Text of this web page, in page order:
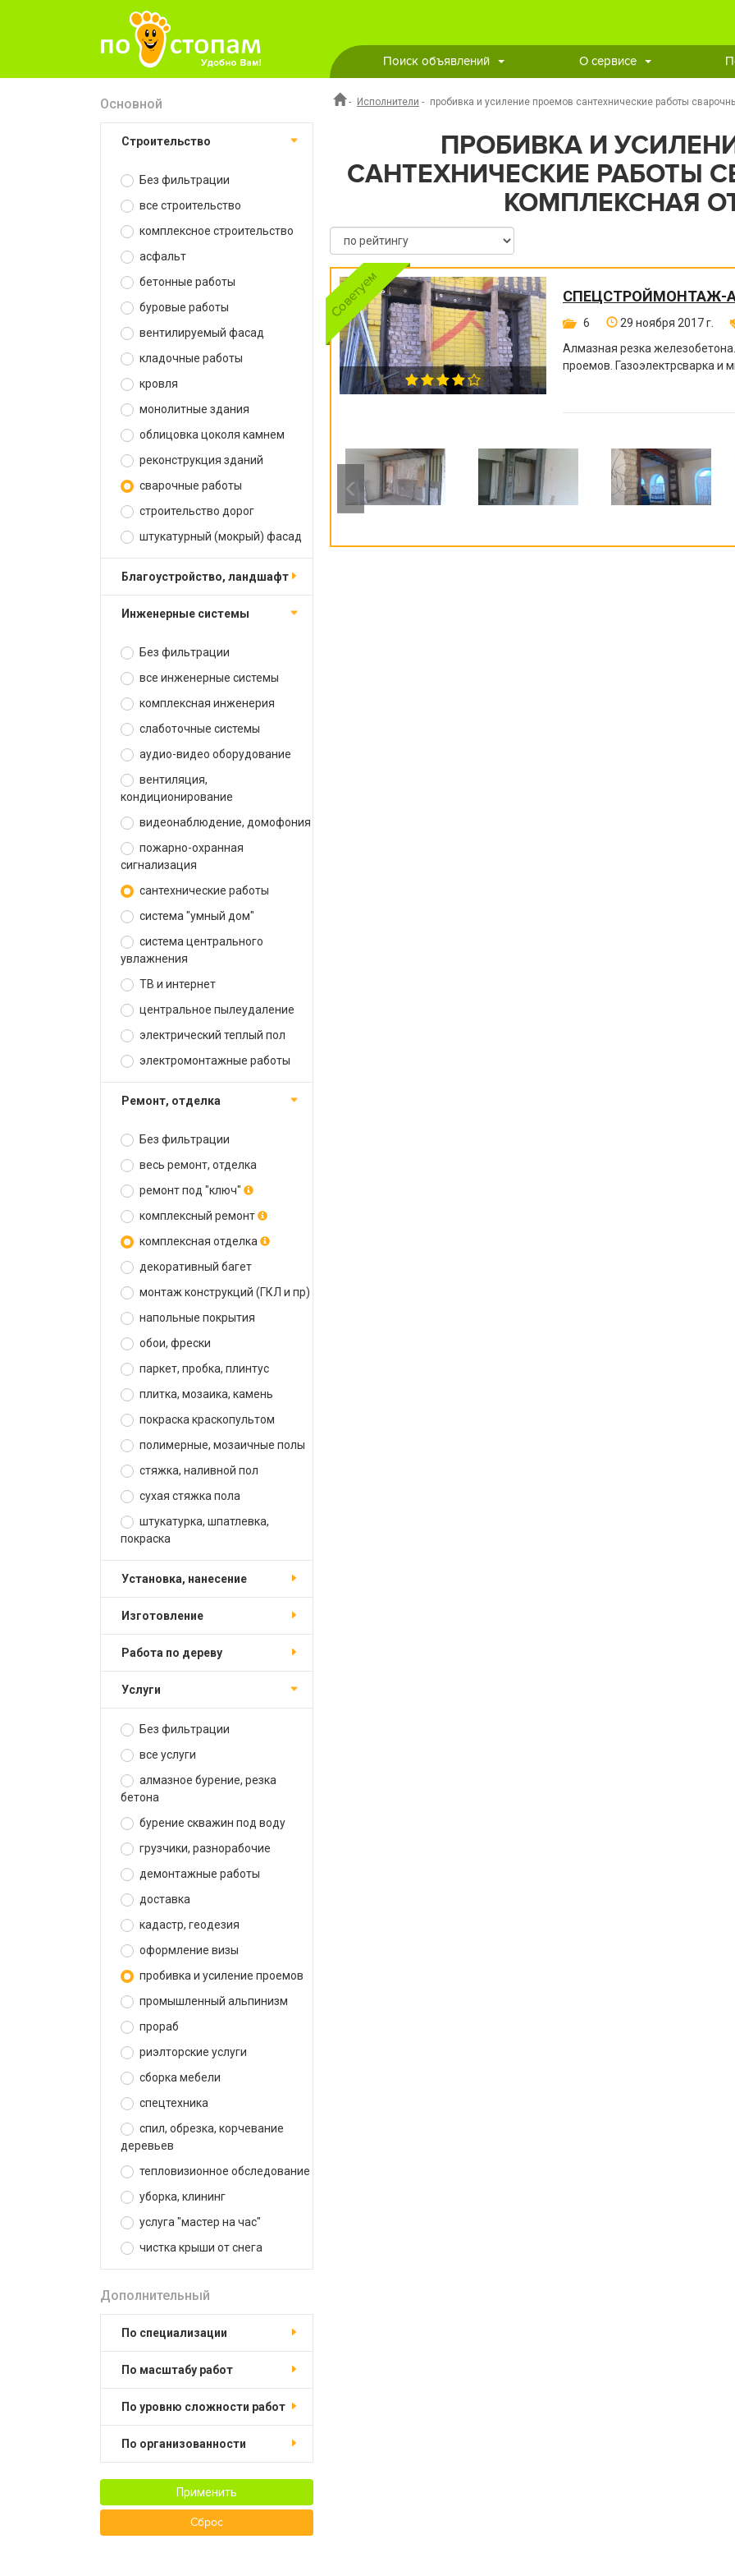
Поиск объявлений О сервисе
Основной
строительство
Без фильтрации
все строительство
комплексное строительство
асфальт
бетонные работы
буровые работы
вентилируемый фасад
кладочные работы
кровля
монолитные здания
облицовка цоколя камнем
реконструкция зданий
сварочные работы
строительство дорог
штукатурный (мокрый) фасад
благоустройство, ландшафт
инженерные системы
Без фильтрации
все инженерные системы
комплексная инженерия
слаботочные системы
аудио-видео оборудование
вентиляция,
кондиционирование
видеонаблюдение, домофония
пожарно-охранная
сигнализация
сантехнические работы
система "умный дом"
система центрального
увлажнения
ТВ и интернет
центральное пылеудаление
электрический теплый пол
электромонтажные работы
ремонт, отделка
Без фильтрации
весь ремонт, отделка
ремонт под "ключ"
комплексный ремонт
комплексная отделка
декоративный багет
монтаж конструкций (ГКЛ и пр)
напольные покрытия
обои, фрески
паркет, пробка, плинтус
плитка, мозаика, камень
покраска краскопультом
полимерные, мозаичные полы
стяжка, наливной пол
сухая стяжка пола
штукатурка, шпатлевка,
покраска
установка, нанесение
изготовление
работа по дереву
услуги
Без фильтрации
все услуги
алмазное бурение, резка
бетона
бурение скважин под воду
грузчики, разнорабочие
демонтажные работы
доставка
кадастр, геодезия
оформление визы
пробивка и усиление проемов
промышленный альпинизм
прораб
риэлторские услуги
сборка мебели
спецтехника
спил, обрезка, корчевание
деревьев
тепловизионное обследование
уборка, клининг
услуга "мастер на час"
чистка крыши от снега
Дополнительный
по специализации
по масштабу работ
по уровню сложности работ
по организованности
Применить
Сброс
- Исполнители - пробивка и усиление проемов сантехнические работы
ПРОБИВКА И
САНТЕХНИЧЕСКИЕ РАБОТЫ
КОМПЛЕКСНАЯ
СПЕЦСТРОЙМОНТАЖ-
6 29 ноября 2017 г.
Алмазная резка
проемов. Газоэлектрсварка и